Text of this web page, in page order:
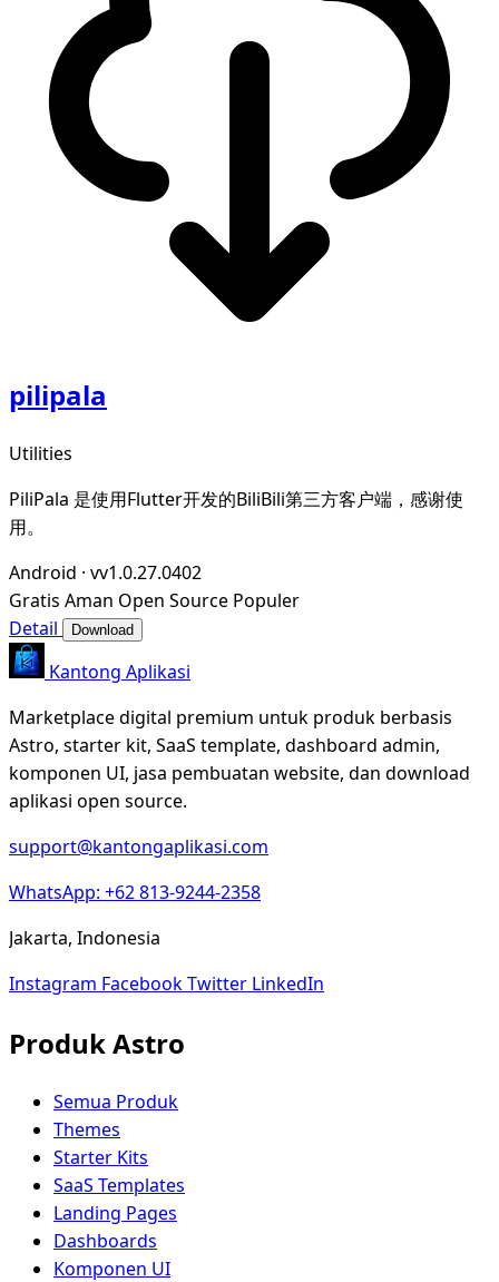
pilipala
Utilities
PiliPala 是使用Flutter开发的BiliBili第三方客户端，感谢使
用。
Android · vv1.0.27.0402
Gratis Aman Open Source Populer
Detail
Download
Kantong Aplikasi
Marketplace digital premium untuk produk berbasis
Astro, starter kit, SaaS template, dashboard admin,
komponen UI, jasa pembuatan website, dan download
aplikasi open source.
support@kantongaplikasi.com
WhatsApp: +62 813-9244-2358
Jakarta, Indonesia
Instagram FacebookTwitter LinkedIn
Produk Astro
Semua Produk
Themes
Starter Kits
SaaS Templates
Landing Pages
Dashboards
Komponen UI